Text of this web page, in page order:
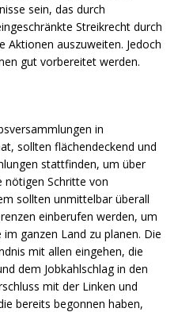
sein, das durch
Streikrecht durch
Aktionen auszuweiten. Jedoch
gut vorbereitet werden.
in
sollten flächendeckend und
stattfinden, um über
nötigen Schritte von
sollten unmittelbar überall
einberufen werden, um
ganzen Land zu planen. Die
mit allen eingehen, die
dem Jobkahlschlag in den
mit der Linken und
bereits begonnen haben,